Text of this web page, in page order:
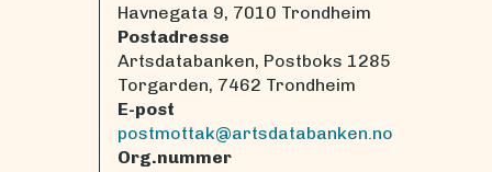
Havnegata 9, 7010 Trondheim
Postadresse
Artsdatabanken, Postboks 1285
Torgarden, 7462 Trondheim
E-post
postmottak@artsdatabanken.no
Org.nummer